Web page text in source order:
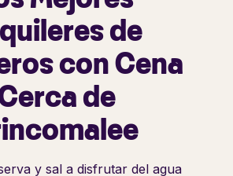
de
con Cena
de
y sal a disfrutar del agua